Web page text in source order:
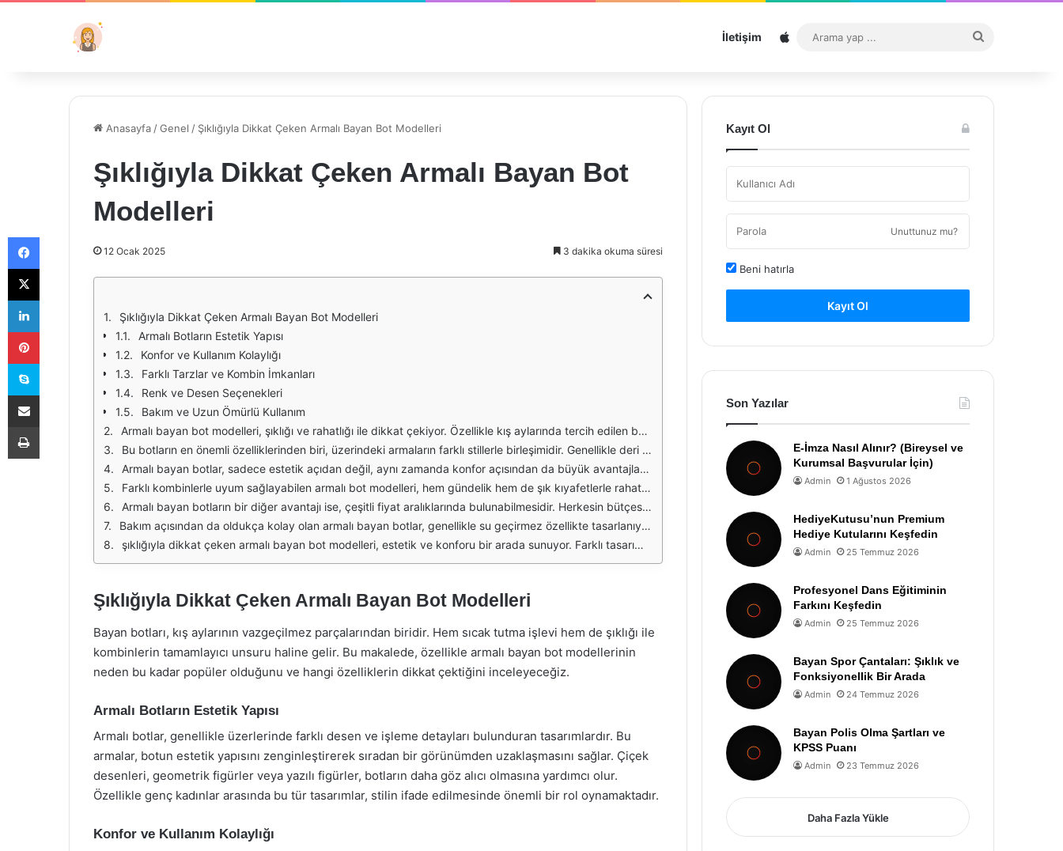
İletişim Sitemap
...
Anasayfa /Genel / Şıklığıyla Dikkat Çeken Armalı Bayan Bot Modelleri
Şıklığıyla Dikkat Çeken Armalı Bayan Bot
Modelleri
12 Ocak 2025 3 dakika okuma süresi
Şıklığıyla Dikkat Çeken Armalı Bayan Bot Modelleri
Armalı Botların Estetik Yapısı
Konfor ve Kullanım Kolaylığı
Farklı Tarzlar ve Kombin İmkanları
Renk ve Desen Seçenekleri
Bakım ve Uzun Ömürlü Kullanım
Armalı bayan bot modelleri, şıklığı ve rahatlığı ile dikkat çekiyor. Özellikle kış aylarında tercih edilen bu botlar, hem sıcak tutma özellikleri hem de estetik görünüşleri ile kullanıcıların beğenisini kazanıyor. Farklı renk ve desen seçenekleri sayesinde her tarza uyum sağlıyorlar. Modaya uygun tasarımları sayesinde, günlük hayatta ya da özel günlerde rahatlıkla kullanılabiliyorlar.
Bu botların en önemli özelliklerinden biri, üzerindeki armaların farklı stillerle birleşimidir. Genellikle deri veya süet malzemeden üretilen armalı botlar, bu armalar sayesinde sıradan bir görünümden uzaklaşıyor. Özellikle gençler arasında popüler olan bu tasarımlar, özgünlük arayanlar için mükemmel bir seçenek oluşturuyor. Arma detayları, botların şıklığını artırarak, kullanıcıların tarzını ön plana çıkarıyor.
Armalı bayan botlar, sadece estetik açıdan değil, aynı zamanda konfor açısından da büyük avantajlar sunuyor. İç yapılarındaki yumuşak astar ve rahat tabanlar, uzun süreli kullanımlarda bile ayakların yorgun hissetmemesini sağlıyor. Kış aylarının zorlu hava koşullarında ayakları sıcak tutan bu botlar, kaymaz tabanları sayesinde güvenli bir yürüyüş imkanı sunuyor.
Farklı kombinlerle uyum sağlayabilen armalı bot modelleri, hem gündelik hem de şık kıyafetlerle rahatlıkla kullanılabiliyor. Skinny jeanler, etekler veya elbiselerle kombinlenerek, her ortamda şıklığı yakalamak mümkün. Özellikle kış aylarında kat kat giyinmenin yaygın olduğu bu mevsimde, armalı botlar, hem stil hem de işlevsellik açısından mükemmel bir tamamlayıcı olarak öne çıkıyor.
Armalı bayan botların bir diğer avantajı ise, çeşitli fiyat aralıklarında bulunabilmesidir. Herkesin bütçesine uygun seçenekler sunan markalar, kaliteyi de göz önünde bulundurarak, kullanıcıların beklentilerini karşılamaya çalışıyor. Bu sayede, hem şık hem de uygun fiyatlı bir bot bulmak mümkün hale geliyor.
Bakım açısından da oldukça kolay olan armalı bayan botlar, genellikle su geçirmez özellikte tasarlanıyor. Bu sayede, kışın yağmur ve karla kaplı zeminlerde güvenle kullanılabiliyor. Bunun yanı sıra, düzenli bakım yapıldığında uzun ömürlü olma özellikleri sayesinde, kullanıcıların uzun süreli bir yatırım yapmasına olanak sağlıyor.
şıklığıyla dikkat çeken armalı bayan bot modelleri, estetik ve konforu bir arada sunuyor. Farklı tasarım ve renk seçenekleri ile her tarza hitap eden bu botlar, kış aylarının vazgeçilmezleri arasında yer alıyor. Hem günlük hayatta hem de özel günlerde tercih edilebilecek bu modeller, kullanıcıların stilini tamamlayarak, özgüvenli bir görünüm elde etmelerine yardımcı oluyor.
Şıklığıyla Dikkat Çeken Armalı Bayan Bot Modelleri
Bayan botları, kış aylarının vazgeçilmez parçalarından biridir. Hem sıcak tutma işlevi hem de şıklığı ile
kombinlerin tamamlayıcı unsuru haline gelir. Bu makalede, özellikle armalı bayan bot modellerinin
neden bu kadar popüler olduğunu ve hangi özelliklerin dikkat çektiğini inceleyeceğiz.
Armalı Botların Estetik Yapısı
Armalı botlar, genellikle üzerlerinde farklı desen ve işleme detayları bulunduran tasarımlardır. Bu
armalar, botun estetik yapısını zenginleştirerek sıradan bir görünümden uzaklaşmasını sağlar. Çiçek
desenleri, geometrik figürler veya yazılı figürler, botların daha göz alıcı olmasına yardımcı olur.
Özellikle genç kadınlar arasında bu tür tasarımlar, stilin ifade edilmesinde önemli bir rol oynamaktadır.
Konfor ve Kullanım Kolaylığı
Kayıt Ol
Unuttunuz mu?
Beni hatırla
Kayıt Ol
Son Yazılar
E-İmza Nasıl Alınır? (Bireysel ve
Kurumsal Başvurular İçin)
Admin 1 Ağustos 2026
HediyeKutusu’nun Premium
Hediye Kutularını Keşfedin
Admin 25 Temmuz 2026
Profesyonel Dans Eğitiminin
Farkını Keşfedin
Admin 25 Temmuz 2026
Bayan Spor Çantaları: Şıklık ve
Fonksiyonellik Bir Arada
Admin 24 Temmuz 2026
Bayan Polis Olma Şartları ve
KPSS Puanı
Admin 23 Temmuz 2026
Daha Fazla Yükle
Facebook
X
LinkedIn
Pinterest
Skype
E-Posta ile paylaş